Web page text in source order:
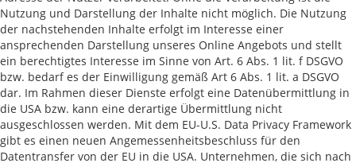
Nutzung und Darstellung der Inhalte nicht möglich. Die Nutzung
der nachstehenden Inhalte erfolgt im Interesse einer
ansprechenden Darstellung unseres Online Angebots und stellt
ein berechtigtes Interesse im Sinne von Art. 6 Abs. 1 lit. f DSGVO
bzw. bedarf es der Einwilligung gemäß Art 6 Abs. 1 lit. a DSGVO
dar. Im Rahmen dieser Dienste erfolgt eine Datenübermittlung in
die USA bzw. kann eine derartige Übermittlung nicht
ausgeschlossen werden. Mit dem EU-U.S. Data Privacy Framework
gibt es einen neuen Angemessenheitsbeschluss für den
Datentransfer von der EU in die USA. Unternehmen, die sich nach